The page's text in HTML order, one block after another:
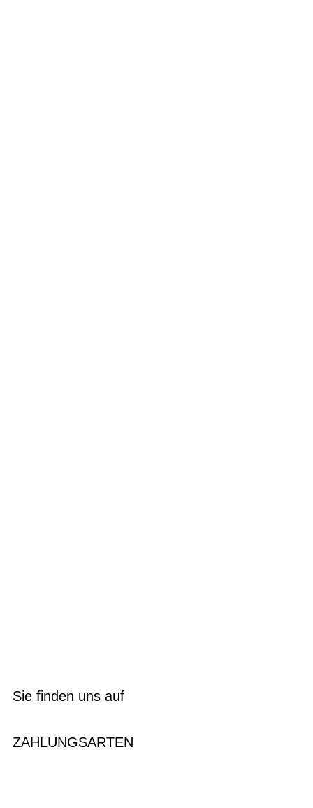
Sie finden uns auf
ZAHLUNGSARTEN